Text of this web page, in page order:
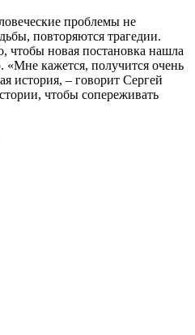
проблемы не
повторяются трагедии.
чтобы новая постановка нашла
«Мне кажется, получится очень
история, – говорит Сергей
чтобы сопереживать